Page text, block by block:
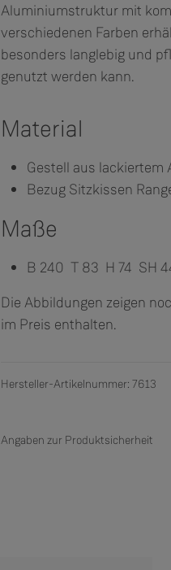
Aluminiumstruktur mit
verschiedenen Farben
besonders langlebig und
genutzt werden kann.
Material
Gestell aus lackiertem
Bezug Sitzkissen
Maße
B 240 T 83 H 74 SH
Die Abbildungen zeigen
im Preis enthalten.
Hersteller-Artikelnummer: 7613
Angaben zur Produktsicherheit